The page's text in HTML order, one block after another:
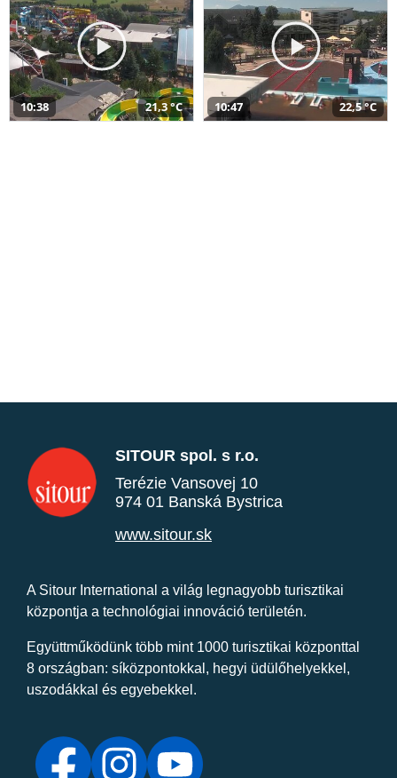
10:38 21,3 °C 10:47 22,5 °C
SITOUR spol. s r.o.
Terézie Vansovej 10
974 01 Banská Bystrica
www.sitour.sk
A Sitour International a világ legnagyobb turisztikai
központja a technológiai innováció területén.
Együttműködünk több mint 1000 turisztikai központtal
8 országban: síközpontokkal, hegyi üdülőhelyekkel,
uszodákkal és egyebekkel.